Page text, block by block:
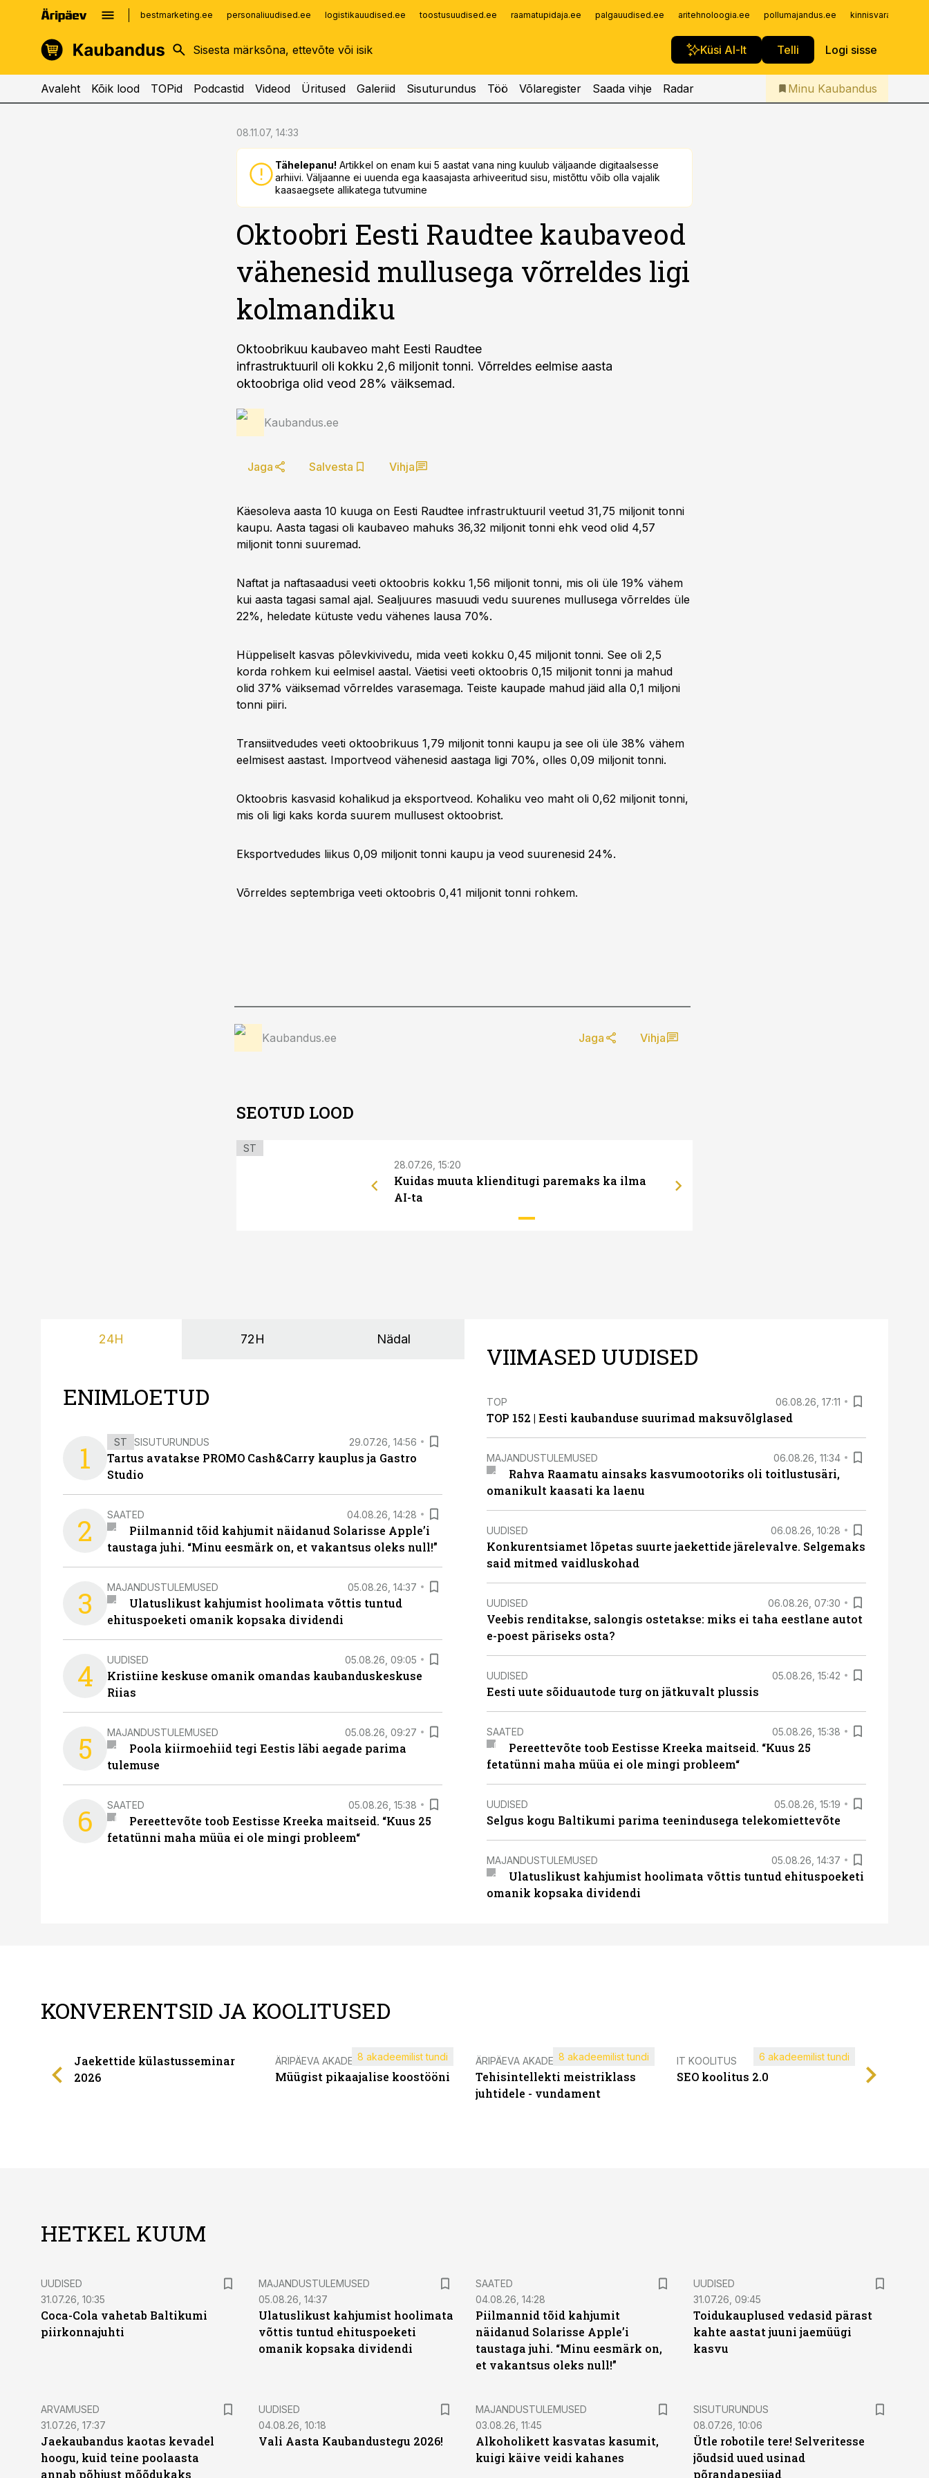
bestmarketing.ee personaliuudised.ee logistikauudised.ee toostusuudised.ee raamatupidaja.ee palgauudised.ee aritehnoloogia.ee pollumajandus.ee
Küsi AI-lt Telli Logi sisse
kinnisvarauudised.ee
logistikauudised.ee
imelineajalugu.ee
Infopank
Iseteenindus
Telli Kaubandus
Avaleht Kõik lood TOPid Podcastid Videod Üritused Galeriid Sisuturundus Töö Võlaregister Saada vihje Radar Minu Kaubandus
08.11.07, 14:33
Tähelepanu! Artikkel on enam kui 5 aastat vana ning kuulub väljaande digitaalsesse
arhiivi. Väljaanne ei uuenda ega kaasajasta arhiveeritud sisu, mistõttu võib olla vajalik
kaasaegsete allikatega tutvumine
Oktoobri Eesti Raudtee kaubaveod
vähenesid mullusega võrreldes ligi
kolmandiku
Oktoobrikuu kaubaveo maht Eesti Raudtee
infrastruktuuril oli kokku 2,6 miljonit tonni. Võrreldes eelmise aasta
oktoobriga olid veod 28% väiksemad.
Kaubandus.ee
Jaga Salvesta Vihja
Käesoleva aasta 10 kuuga on Eesti Raudtee infrastruktuuril veetud 31,75 miljonit tonni
kaupu. Aasta tagasi oli kaubaveo mahuks 36,32 miljonit tonni ehk veod olid 4,57
miljonit tonni suuremad.
Naftat ja naftasaadusi veeti oktoobris kokku 1,56 miljonit tonni, mis oli üle 19% vähem
kui aasta tagasi samal ajal. Sealjuures masuudi vedu suurenes mullusega võrreldes üle
22%, heledate kütuste vedu vähenes lausa 70%.
Hüppeliselt kasvas põlevkivivedu, mida veeti kokku 0,45 miljonit tonni. See oli 2,5
korda rohkem kui eelmisel aastal. Väetisi veeti oktoobris 0,15 miljonit tonni ja mahud
olid 37% väiksemad võrreldes varasemaga. Teiste kaupade mahud jäid alla 0,1 miljoni
tonni piiri.
Transiitvedudes veeti oktoobrikuus 1,79 miljonit tonni kaupu ja see oli üle 38% vähem
eelmisest aastast. Importveod vähenesid aastaga ligi 70%, olles 0,09 miljonit tonni.
Oktoobris kasvasid kohalikud ja eksportveod. Kohaliku veo maht oli 0,62 miljonit tonni,
mis oli ligi kaks korda suurem mullusest oktoobrist.
Eksportvedudes liikus 0,09 miljonit tonni kaupu ja veod suurenesid 24%.
Võrreldes septembriga veeti oktoobris 0,41 miljonit tonni rohkem.
Kaubandus.ee Jaga Vihja
SEOTUD LOOD
ST
28.07.26, 15:20
Kuidas muuta klienditugi paremaks ka ilma
AI-ta
24H 72H Nädal
ENIMLOETUD
1 ST SISUTURUNDUS 29.07.26, 14:56
Tartus avatakse PROMO Cash&Carry kauplus ja Gastro
Studio
2 SAATED 04.08.26, 14:28
Piilmannid tõid kahjumit näidanud Solarisse Apple’i
taustaga juhi. “Minu eesmärk on, et vakantsus oleks null!”
3 MAJANDUSTULEMUSED 05.08.26, 14:37
Ulatuslikust kahjumist hoolimata võttis tuntud
ehituspoeketi omanik kopsaka dividendi
4 UUDISED 05.08.26, 09:05
Kristiine keskuse omanik omandas kaubanduskeskuse
Riias
5 MAJANDUSTULEMUSED 05.08.26, 09:27
Poola kiirmoehiid tegi Eestis läbi aegade parima
tulemuse
6 SAATED 05.08.26, 15:38
Pereettevõte toob Eestisse Kreeka maitseid. “Kuus 25
fetatünni maha müüa ei ole mingi probleem“
VIIMASED UUDISED
TOP 06.08.26, 17:11
TOP 152 | Eesti kaubanduse suurimad maksuvõlglased
MAJANDUSTULEMUSED 06.08.26, 11:34
Rahva Raamatu ainsaks kasvumootoriks oli toitlustusäri,
omanikult kaasati ka laenu
UUDISED 06.08.26, 10:28
Konkurentsiamet lõpetas suurte jaekettide järelevalve. Selgemaks
said mitmed vaidluskohad
UUDISED 06.08.26, 07:30
Veebis renditakse, salongis ostetakse: miks ei taha eestlane autot
e-poest päriseks osta?
UUDISED 05.08.26, 15:42
Eesti uute sõiduautode turg on jätkuvalt plussis
SAATED 05.08.26, 15:38
Pereettevõte toob Eestisse Kreeka maitseid. “Kuus 25
fetatünni maha müüa ei ole mingi probleem“
UUDISED 05.08.26, 15:19
Selgus kogu Baltikumi parima teenindusega telekomiettevõte
MAJANDUSTULEMUSED 05.08.26, 14:37
Ulatuslikust kahjumist hoolimata võttis tuntud ehituspoeketi
omanik kopsaka dividendi
KONVERENTSID JA KOOLITUSED
Jaekettide külastusseminar
2026
ÄRIPÄEVA AKADEEMIA
Müügist pikaajalise koostööni
8 akadeemilist tundi ÄRIPÄEVA AKADEEMIA
Tehisintellekti meistriklass
juhtidele - vundament
8 akadeemilist tundi IT KOOLITUS
SEO koolitus 2.0
6 akadeemilist tundi
HETKEL KUUM
UUDISED
31.07.26, 10:35
Coca-Cola vahetab Baltikumi
piirkonnajuhti
MAJANDUSTULEMUSED
05.08.26, 14:37
Ulatuslikust kahjumist hoolimata
võttis tuntud ehituspoeketi
omanik kopsaka dividendi
SAATED
04.08.26, 14:28
Piilmannid tõid kahjumit
näidanud Solarisse Apple’i
taustaga juhi. “Minu eesmärk on,
et vakantsus oleks null!”
UUDISED
31.07.26, 09:45
Toidukauplused vedasid pärast
kahte aastat juuni jaemüügi
kasvu
ARVAMUSED
31.07.26, 17:37
Jaekaubandus kaotas kevadel
hoogu, kuid teine poolaasta
annab põhjust mõõdukaks
UUDISED
04.08.26, 10:18
Vali Aasta Kaubandustegu 2026!
MAJANDUSTULEMUSED
03.08.26, 11:45
Alkoholikett kasvatas kasumit,
kuigi käive veidi kahanes
ST
SISUTURUNDUS
08.07.26, 10:06
Ütle robotile tere! Selveritesse
jõudsid uued usinad
põrandapesijad